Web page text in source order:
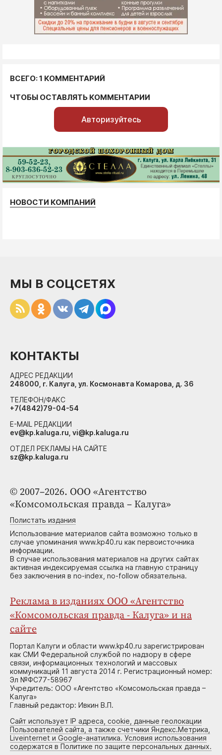
ВСЕГО: 1 КОММЕНТАРИЙ
ЧТОБЫ ОСТАВЛЯТЬ КОММЕНТАРИИ
Авторизуйтесь
НОВОСТИ КОМПАНИЙ
© 2007–2026. ООО «Агентство
«Комсомольская правда – Калуга»
Полистать издания
Использование материалов сайта возможно только в
случае упоминания www.kp40.ru как первоисточника
информации.
В случае использования материалов на других сайтах
активная индексируемая ссылка на главную страницу
без заключения в no-index, no-follow обязательна.
Реклама в изданиях ООО «Агентство
«Комсомольская правда - Калуга» и на
сайте
Портал Калуги и области www.kp40.ru зарегистрирован
как СМИ Федеральной службой по надзору в сфере
связи, информационных технологий и массовых
коммуникаций 11 августа 2014 г. Регистрационный номер:
Эл №ФС77-58967
Учредитель: ООО «Агентство «Комсомольская правда –
Калуга»
Главный редактор: Ивкин В.П.
Сайт использует IP адреса, cookie, данные геолокации
Пользователей сайта, а также счетчики Яндекс.Метрика,
Liveinternet и Google-анатилика. Условия использования
содержатся в Политике по защите персональных данных.
МЫ В СОЦСЕТЯХ
КОНТАКТЫ
АДРЕС РЕДАКЦИИ
248000, г. Калуга, ул. Космонавта Комарова, д. 36
ТЕЛЕФОН/ФАКС
+7(4842)79-04-54
E-MAIL РЕДАКЦИИ
ev@kp.kaluga.ru, vi@kp.kaluga.ru
ОТДЕЛ РЕКЛАМЫ НА САЙТЕ
sz@kp.kaluga.ru